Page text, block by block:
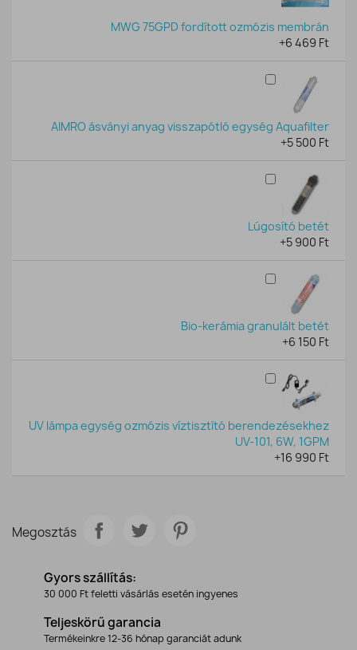
MWG 75GPD fordított ozmózis membrán
+6 469 Ft
AIMRO ásványi anyag visszapótló egység Aquafilter
+5 500 Ft
Lúgosító betét
+5 900 Ft
Bio-kerámia granulált betét
+6 150 Ft
UV lámpa egység ozmózis víztisztító berendezésekhez
UV-101, 6W, 1GPM
+16 990 Ft
Megosztás
Gyors szállítás:
30 000 Ft feletti vásárlás esetén ingyenes
Teljeskörű garancia
Termékeinkre 12-36 hónap garanciát adunk